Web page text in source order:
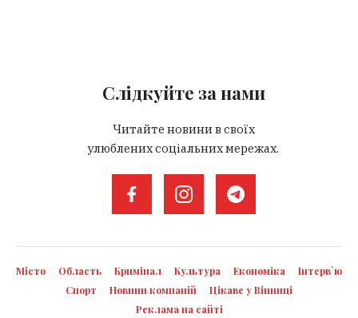
Слідкуйте за нами
Читайте новини в своїх
улюблених соціальних мережах.
Місто Область Кримінал Культура Економіка
Інтерв`ю
Спорт
Новини компаній
Цікаве у Вінниці
Реклама на сайті